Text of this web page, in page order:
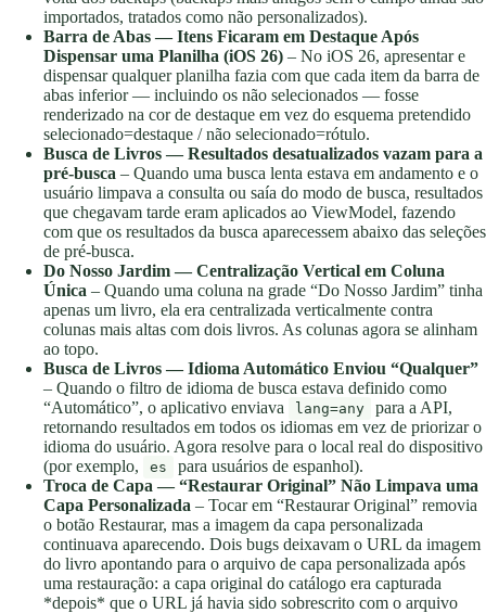
importados, tratados como não personalizados).
Barra de Abas — Itens Ficaram em Destaque Após
Dispensar uma Planilha (iOS 26) – No iOS 26, apresentar e
dispensar qualquer planilha fazia com que cada item da barra de
abas inferior — incluindo os não selecionados — fosse
renderizado na cor de destaque em vez do esquema pretendido
selecionado=destaque / não selecionado=rótulo.
Busca de Livros — Resultados desatualizados vazam para a
pré-busca – Quando uma busca lenta estava em andamento e o
usuário limpava a consulta ou saía do modo de busca, resultados
que chegavam tarde eram aplicados ao ViewModel, fazendo
com que os resultados da busca aparecessem abaixo das seleções
de pré-busca.
Do Nosso Jardim — Centralização Vertical em Coluna
Única – Quando uma coluna na grade “Do Nosso Jardim” tinha
apenas um livro, ela era centralizada verticalmente contra
colunas mais altas com dois livros. As colunas agora se alinham
ao topo.
Busca de Livros — Idioma Automático Enviou “Qualquer”
– Quando o filtro de idioma de busca estava definido como
“Automático”, o aplicativo enviava
lang=any
para a API,
retornando resultados em todos os idiomas em vez de priorizar o
idioma do usuário. Agora resolve para o local real do dispositivo
(por exemplo,
es
para usuários de espanhol).
Troca de Capa — “Restaurar Original” Não Limpava uma
Capa Personalizada – Tocar em “Restaurar Original” removia
o botão Restaurar, mas a imagem da capa personalizada
continuava aparecendo. Dois bugs deixavam o URL da imagem
do livro apontando para o arquivo de capa personalizada após
uma restauração: a capa original do catálogo era capturada
*depois* que o URL já havia sido sobrescrito com o arquivo